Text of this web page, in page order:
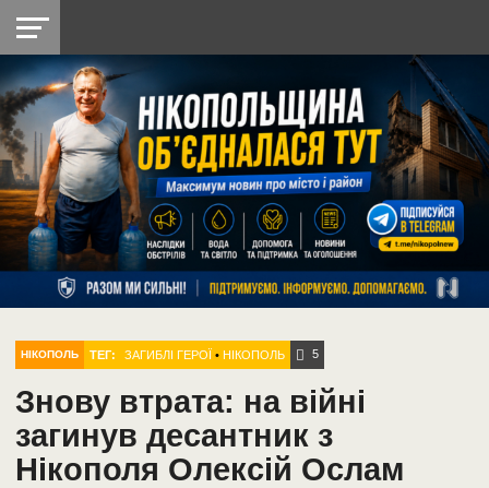
НІКОПОЛЬ
РАЙОН
СІЧЕСЛАВСЬКА
УКРАЇНА
РЕТРО
НІКОПОЛЬ
ЛАЙТ
УКРАЇНА
ДОПОМОГА
РАДІО
НІКОПОЛЬ ТЕГ: ЗАГИБЛІ ГЕРОЇ •НІКОПОЛЬ 5
Знову втрата: на війні
загинув десантник з
Нікополя Олексій Ослам